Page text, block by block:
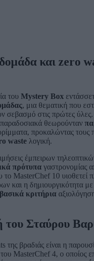
και zero
του Mystery Box
, μια θεματική που
σεβασμό στις πρώτες
θεωρούνταν
προκαλώντας τους
waste λογική.
έμπειρων
πρότυπα γαστρονομίας
το MasterChef 10 υιοθετεί
και η δημιουργικότητα με
βασικά κριτήρια
του Σταύρου
βραδιάς είναι η
του MasterChef 4, ο οποίος